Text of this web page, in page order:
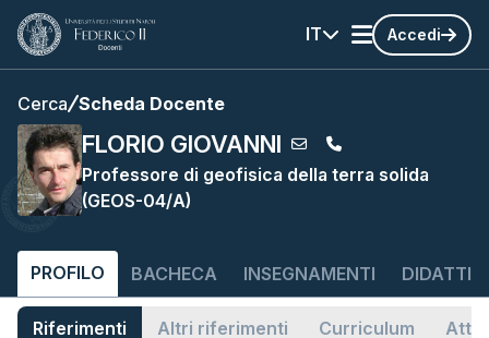
IT Accedi
Cerca Scheda Docente
FLORIO GIOVANNI
Professore di geofisica della terra solida
(GEOS-04/A)
PROFILO BACHECA INSEGNAMENTI
Riferimenti Altri riferimenti Curriculum